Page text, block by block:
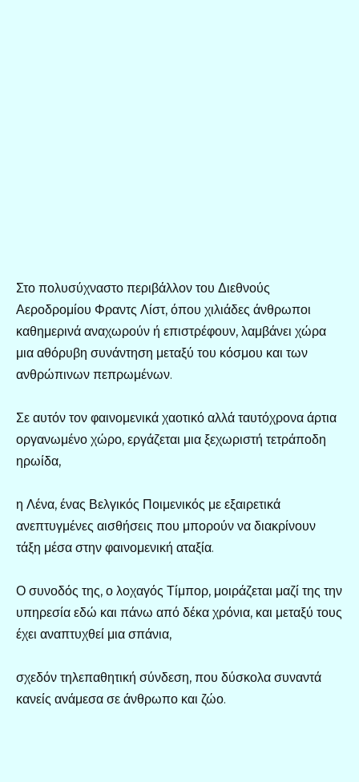
Στο πολυσύχναστο περιβάλλον του Διεθνούς
Αεροδρομίου Φραντς Λίστ, όπου χιλιάδες άνθρωποι
καθημερινά αναχωρούν ή επιστρέφουν, λαμβάνει χώρα
μια αθόρυβη συνάντηση μεταξύ του κόσμου και των
ανθρώπινων πεπρωμένων.
Σε αυτόν τον φαινομενικά χαοτικό αλλά ταυτόχρονα άρτια
οργανωμένο χώρο, εργάζεται μια ξεχωριστή τετράποδη
ηρωίδα,
η Λένα, ένας Βελγικός Ποιμενικός με εξαιρετικά
ανεπτυγμένες αισθήσεις που μπορούν να διακρίνουν
τάξη μέσα στην φαινομενική αταξία.
Ο συνοδός της, ο λοχαγός Τίμπορ, μοιράζεται μαζί της την
υπηρεσία εδώ και πάνω από δέκα χρόνια, και μεταξύ τους
έχει αναπτυχθεί μια σπάνια,
σχεδόν τηλεπαθητική σύνδεση, που δύσκολα συναντά
κανείς ανάμεσα σε άνθρωπο και ζώο.